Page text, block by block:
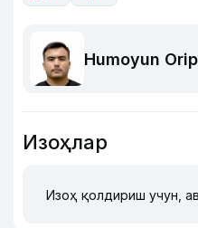
Humoyun
Изоҳлар
Изоҳ қолдириш учун,